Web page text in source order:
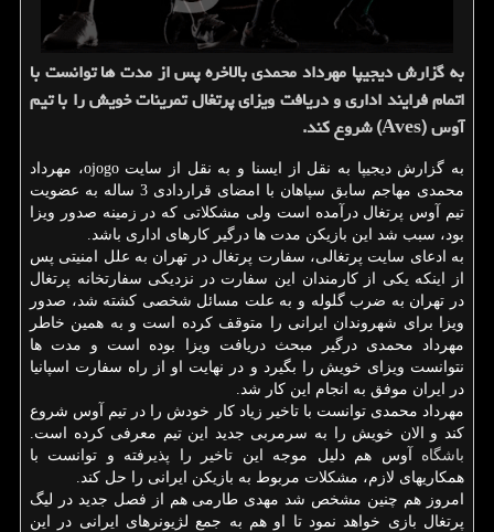
به گزارش دیجیپا مهرداد محمدی بالاخره پس از مدت ها توانست با
اتمام فرایند اداری و دریافت ویزای پرتغال تمرینات خویش را با تیم
آوس (Aves) شروع كند.
به گزارش دیجیپا به نقل از ایسنا و به نقل از سایت ojogo، مهرداد
محمدی مهاجم سابق سپاهان با امضای قراردادی 3 ساله به عضویت
تیم آوس پرتغال درآمده است ولی مشكلاتی كه در زمینه صدور ویزا
بود، سبب شد این بازیكن مدت ها درگیر كارهای اداری باشد.
به ادعای سایت پرتغالی، سفارت پرتغال در تهران به علل امنیتی پس
از اینكه یكی از كارمندان این سفارت در نزدیكی سفارتخانه پرتغال
در تهران به ضرب گلوله و به علت مسائل شخصی كشته شد، صدور
ویزا برای شهروندان ایرانی را متوقف كرده است و به همین خاطر
مهرداد محمدی درگیر مبحث دریافت ویزا بوده است و مدت ها
نتوانست ویزای خویش را بگیرد و در نهایت او از راه سفارت اسپانیا
در ایران موفق به انجام این كار شد.
مهرداد محمدی توانست با تاخیر زیاد كار خودش را در تیم آوس شروع
كند و الان خویش را به سرمربی جدید این تیم معرفی كرده است.
باشگاه آوس هم دلیل موجه این تاخیر را پذیرفته و توانست با
همكاریهای لازم، مشكلات مربوط به بازیكن ایرانی را حل كند.
امروز هم چنین مشخص شد مهدی طارمی هم از فصل جدید در لیگ
پرتغال بازی خواهد نمود تا او هم به جمع لژیونرهای ایرانی در این